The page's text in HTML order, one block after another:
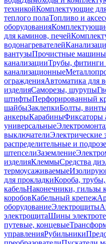
техникойКомплектующие
теплого полаТопливо и
оборудования
для каминов, печей
водонагревателей
вантузыПрочистные машины
канализацииТрубы, фитинги
канализационные
огражденияАвтоматика для
изделияСаморезы, шурупы
штифтыПерфорированный
шайбыЗаклепкиБолты,
анкерыКарабиныФиксаторы
универсальные
выключателиЭлектрические
распределительные и
штепселиЗаземление
изделияКлеммыСредства
термоусаживаемые
для прокладкиКороба,
кабельНаконечники, гильзы
коробовКабельный крепеж
оборудованиеЭлектрощиты
электрощитаШины
путевые, концевые
управленияРубильники